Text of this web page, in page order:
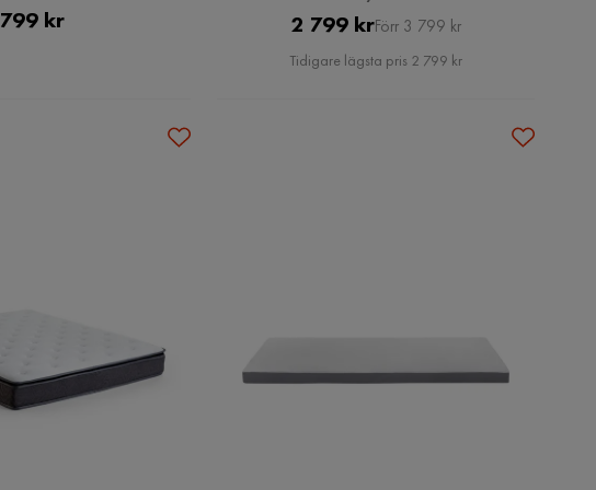
Pris
799 kr Pris
2 799 krOriginal
Pris
Förr 3 799 kr
Tidigare lägsta pris 2 799 kr